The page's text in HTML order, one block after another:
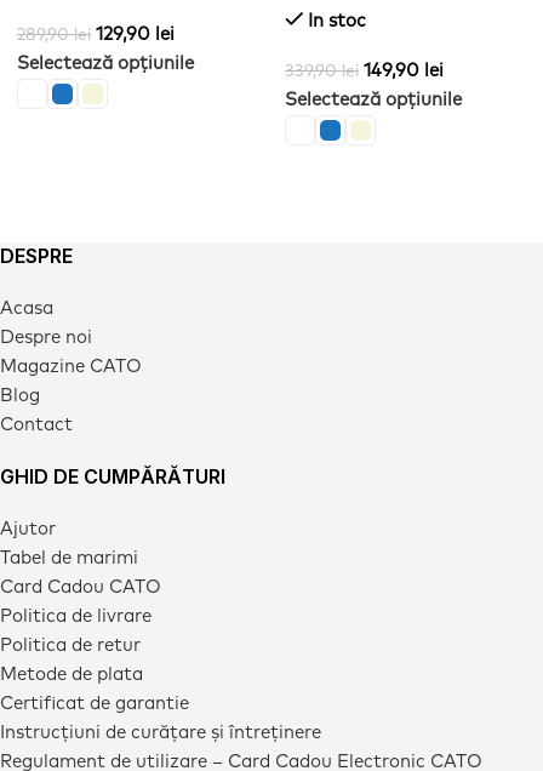
289,90lei 129,90 lei
Selectează opțiunile
In stoc
339,90lei 149,90 lei
Selectează opțiunile
DESPRE
Acasa
Despre noi
Magazine CATO
Blog
Contact
GHID DE CUMPĂRĂTURI
Ajutor
Tabel de marimi
Card Cadou CATO
Politica de livrare
Politica de retur
Metode de plata
Certificat de garantie
Instrucțiuni de curățare și întreținere
Regulament de utilizare – Card Cadou Electronic CATO